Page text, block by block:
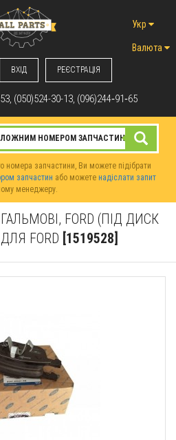
ВХIД РЕЄСТРАЦІЯ
Укр
Валюта
(050)524-30-13, (096)244‑91‑65
запчастини, Ви можете підібрати
запчастин або можете надіслати запит
менеджеру.
FORD (ПІД ДИСК
FORD [1519528]